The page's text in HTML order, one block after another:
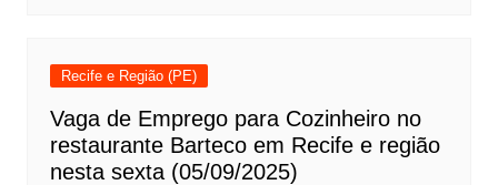
Recife e Região (PE)
Vaga de Emprego para Cozinheiro no
restaurante Barteco em Recife e região
nesta sexta (05/09/2025)